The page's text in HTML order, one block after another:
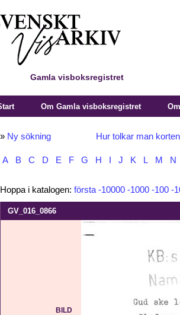
Gamla visboksregistret
Om Gamla visboksregistret
» Ny sökning Hur tolkar man
A B C D E F G H J K L M N
Hoppa i katalogen: första -10000 -1000 -100 -
GV_016_0866
BILD